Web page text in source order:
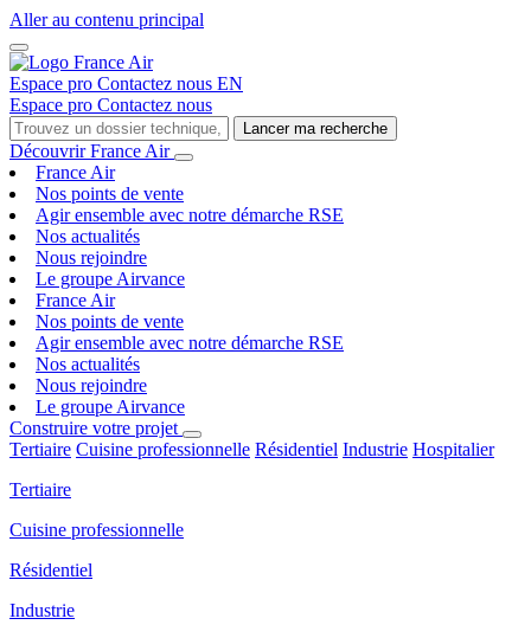
Aller au contenu principal
Espace pro Contactez nous EN
Espace pro Contactez nous
Lancer ma recherche
Découvrir France Air
France Air
Nos points de vente
Agir ensemble avec notre démarche RSE
Nos actualités
Nous rejoindre
Le groupe Airvance
France Air
Nos points de vente
Agir ensemble avec notre démarche RSE
Nos actualités
Nous rejoindre
Le groupe Airvance
Construire votre projet
Tertiaire Cuisine professionnelle Résidentiel Industrie Hospitalier
Tertiaire
Cuisine professionnelle
Résidentiel
Industrie